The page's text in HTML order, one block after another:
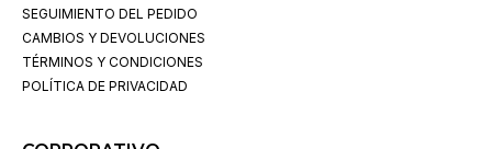
SEGUIMIENTO DEL PEDIDO
CAMBIOS Y DEVOLUCIONES
TÉRMINOS Y CONDICIONES
POLÍTICA DE PRIVACIDAD